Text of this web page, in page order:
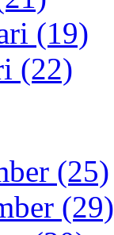
(19)
(22)
(25)
(29)